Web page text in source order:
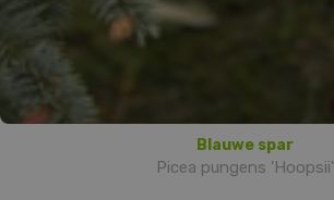
Blauwe spar
Picea pungens 'Hoopsii'